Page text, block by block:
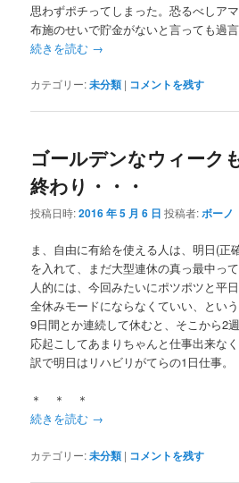
思わずポチってしまった。恐るべしア
布施のせいで貯金がないと言っても過言
続きを読む →
カテゴリー:未分類 | コメントを残す
ゴールデンなウィーク
終わり・・・
投稿日時:2016 年 5 月 6 日 投稿者:ボーノ
ま、自由に有給を使える人は、明日(正
を入れて、まだ大型連休の真っ最中っ
人的には、今回みたいにポツポツと平
全休みモードにならなくていい、とい
9日間とか連続して休むと、そこから2
応起こしてあまりちゃんと仕事出来な
訳で明日はリハビリがてらの1日仕事。
＊ ＊ ＊
続きを読む →
カテゴリー:未分類 | コメントを残す